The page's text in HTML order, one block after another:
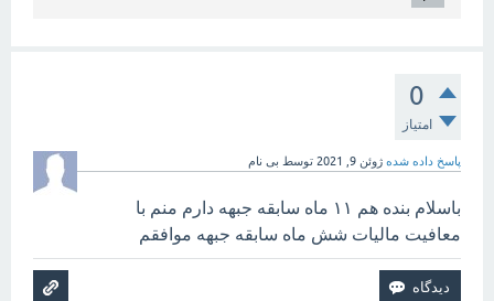
0
امتیاز
پاسخ داده شده ژوئن 9, 2021 توسط بی نام
باسلام بنده هم ۱۱ ماه سابقه جبهه دارم منم با
معافیت مالیات شش ماه سابقه جبهه موافقم